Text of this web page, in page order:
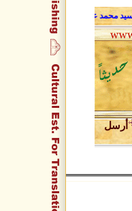
محمد علي فضل الله وحديث الروح
أرسل